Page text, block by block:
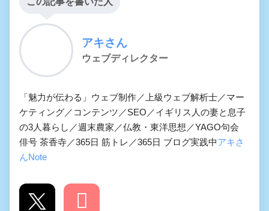
アキさん
ウェブディレクター
「魅力が伝わる」ウェブ制作／上級ウェブ解析士／マー
ケティング／コンテンツ／SEO／イギリス人の妻と息子
の3人暮らし／週末農家／仏教・東洋思想／YAGO句会
俳号 茶香寺／365日 筋トレ／365日 ブログ実践中アキさ
んNote